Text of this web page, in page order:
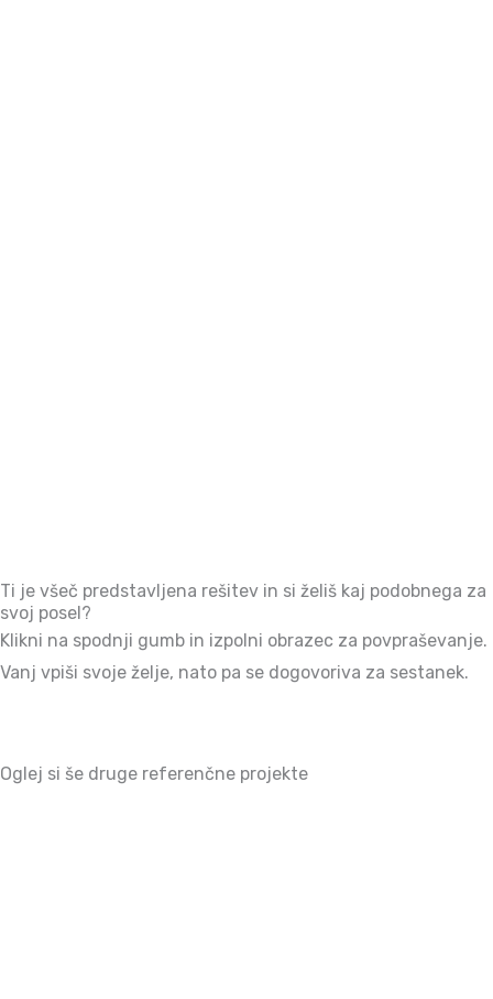
Ti je všeč predstavljena rešitev in si želiš kaj podobnega za
svoj posel?
Klikni na spodnji gumb in izpolni obrazec za povpraševanje.
Vanj vpiši svoje želje, nato pa se dogovoriva za sestanek.
Oglej si še druge referenčne projekte